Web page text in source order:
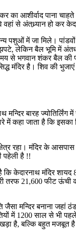
का आशीर्वाद पाना
से अंतध्र्यान हो कर
में जा मिले। पांडवों
लेकिन बैल भूमि में
से भगवान शंकर बैल
मंदिर है। शिव की
मन्दिर बारह
जाता है कि इसका
रहा। मंदिर के आसपास
पहेली है !!
केदारनाथ मंदिर शायद
तरफ 21,600 फीट
मन्दिर बनाना जहां
में 1200 साल से भी
है, बल्कि बहुत